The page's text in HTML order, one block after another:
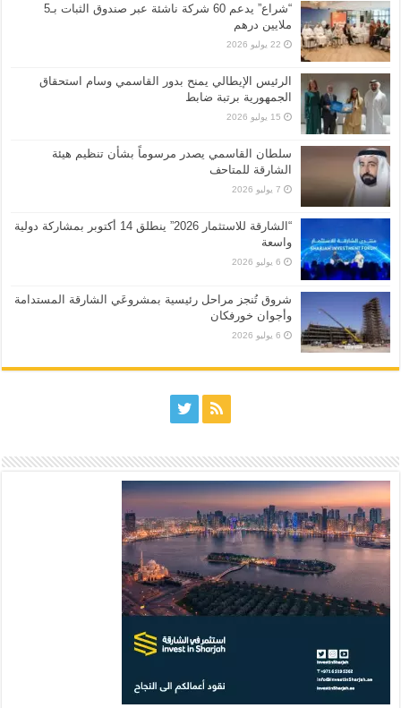
“شراع” يدعم 60 شركة ناشئة عبر صندوق الثبات بـ5
ملايين درهم
22 يوليو 2026
الرئيس الإيطالي يمنح بدور القاسمي وسام استحقاق
الجمهورية برتبة ضابط
15 يوليو 2026
سلطان القاسمي يصدر مرسوماً بشأن تنظيم هيئة
الشارقة للمتاحف
7 يوليو 2026
“الشارقة للاستثمار 2026” ينطلق 14 أكتوبر بمشاركة دولية
واسعة
6 يوليو 2026
شروق تُنجز مراحل رئيسية بمشروعَي الشارقة المستدامة
وأجوان خورفكان
6 يوليو 2026